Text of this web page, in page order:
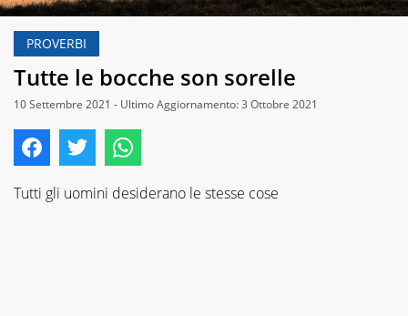
PROVERBI
Tutte le bocche son sorelle
10 Settembre 2021 - Ultimo Aggiornamento: 3 Ottobre 2021
Tutti gli uomini desiderano le stesse cose